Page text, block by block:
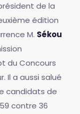
de la
édition
M. Sékou
du Concours
Il a aussi salué
candidats de
contre 36